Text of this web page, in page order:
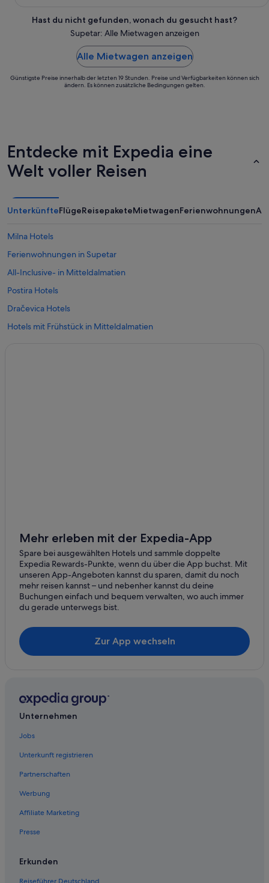
Hast du nicht gefunden, wonach du gesucht hast?
Supetar: Alle Mietwagen anzeigen
Alle Mietwagen anzeigen
Günstigste Preise innerhalb der letzten 19 Stunden. Preise und Verfügbarkeiten können sich
ändern. Es können zusätzliche Bedingungen gelten.
Entdecke mit Expedia eine
Welt voller Reisen
UnterkünfteFlügeReisepaketeMietwagenFerienwohnungen
Milna Hotels
Ferienwohnungen in Supetar
All-Inclusive- in Mitteldalmatien
Postira Hotels
Dračevica Hotels
Hotels mit Frühstück in Mitteldalmatien
Villen in Milna
Duce Hotels
Supetar Hotels
Wohnungen in Milna
Hotels mit Yoga in Supetar
Hotels mit Kinderbetreuung in Mitteldalmatien
Škrip Hotels
Private Ferienhäuser in Supetar
4-Sterne-Hotels in Milna
Romantische in Supetar
Private Ferienhäuser in Mitteldalmatien
Hotels mit Restaurant in Postira
5-Sterne-Hotels in Dugi Rat
Mirce Hotels
Strand in Supetar
Mehr erleben mit der Expedia-App
Spare bei ausgewählten Hotels und sammle doppelte
Expedia Rewards-Punkte, wenn du über die App buchst. Mit
unseren App-Angeboten kannst du sparen, damit du noch
mehr reisen kannst – und nebenher kannst du deine
Buchungen einfach und bequem verwalten, wo auch immer
du gerade unterwegs bist.
Zur App wechseln
Unternehmen
Jobs
Unterkunft registrieren
Partnerschaften
Werbung
Affiliate Marketing
Presse
Erkunden